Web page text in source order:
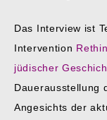
Das Interview ist
Intervention
jüdischer
Dauerausstellung
Angesichts der